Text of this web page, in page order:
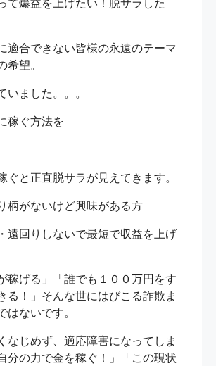
適合できない皆様の永遠のテーマ
希望。
いました。。。
稼ぐ方法を
ぐと正直脱サラが見えてきます。
柄がないけど興味がある方
遠回りしないで最短で収益を上げ
稼げる」「誰でも１００万円をす
る！」そんな世にはびこる詐欺ま
はないです。
なじめず、適応障害になってしま
分の力で金を稼ぐ！」「この現状